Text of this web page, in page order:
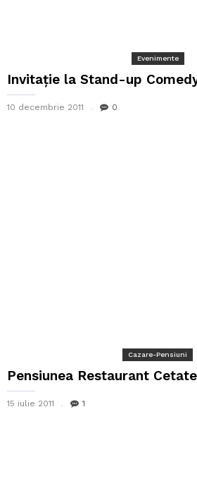
Evenimente
Invitație la Stand-up
10 decembrie 2011 0
Cazare-Pensiuni
Pensiunea Restaurant
15 iulie 2011 1